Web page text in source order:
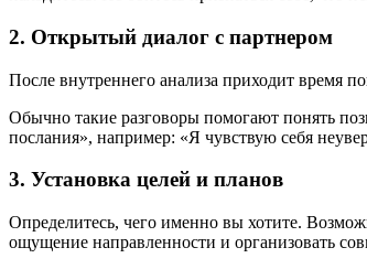
2. Открытый диалог с партнером
После внутреннего анализа приходит время
Обычно такие разговоры помогают понять
послания», например: «Я чувствую себя
3. Установка целей и планов
Определитесь, чего именно вы хотите.
ощущение направленности и организовать